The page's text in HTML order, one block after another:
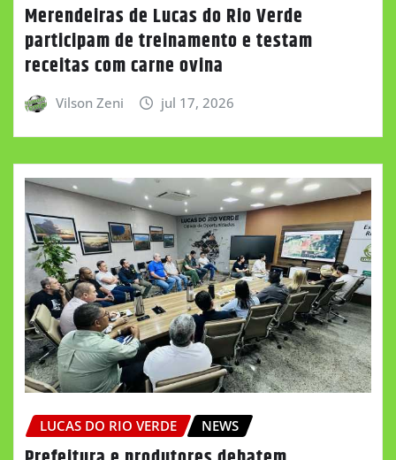
Merendeiras de Lucas do Rio Verde
participam de treinamento e testam
receitas com carne ovina
Vilson Zeni jul 17, 2026
LUCAS DO RIO VERDE NEWS